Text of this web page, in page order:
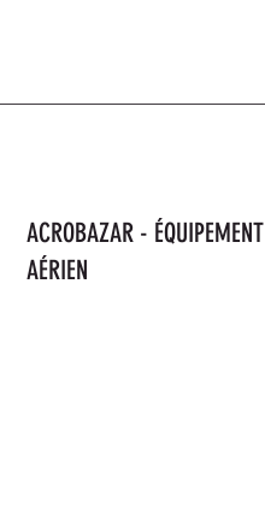
ACROBAZAR - ÉQUIPEMENT
AÉRIEN